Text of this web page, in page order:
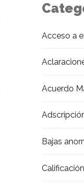
Acceso a
Acuerdo
Bajas
Calificación